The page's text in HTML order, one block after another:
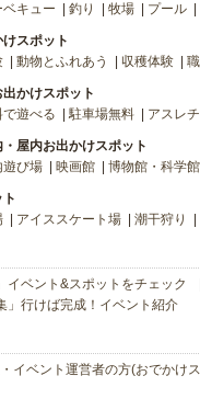
ベキュー 釣り 牧場 プール
スポット
動物とふれあう 収穫体験
かけスポット
で遊べる 駐車場無料 アスレ
屋内お出かけスポット
遊び場 映画館 博物館・科学館
アイススケート場 潮干狩り
イベント&スポットをチェック
」行けば完成！イベント紹介
イベント運営者の方(おでかけ